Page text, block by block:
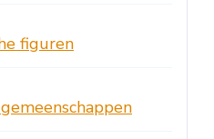
figuren